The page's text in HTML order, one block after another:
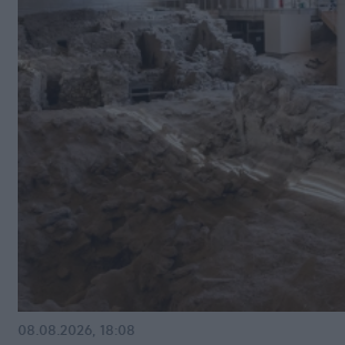
08.08.2026, 18:08